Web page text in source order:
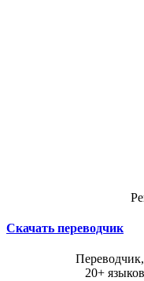
Скачать переводчик
20+